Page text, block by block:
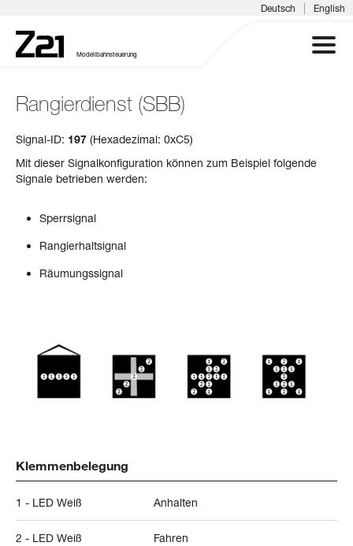
Deutsch | English
Modellbahnsteuerung
Z21 SYSTEM
INFOTAGE
Rangierdienst (SBB)
Signal-ID: 197 (Hexadezimal: 0xC5)
Mit dieser Signalkonfiguration können zum Beispiel folgende
Signale betrieben werden:
Sperrsignal
Rangierhaltsignal
Räumungssignal
Klemmenbelegung
1 - LED Weiß Anhalten
2 - LED Weiß Fahren